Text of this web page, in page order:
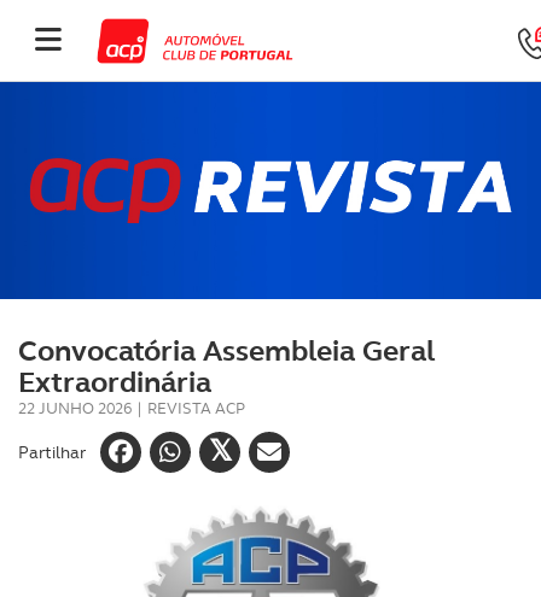
Convocatória Assembleia Geral
Extraordinária
22 JUNHO 2026 | REVISTA ACP
Partilhar